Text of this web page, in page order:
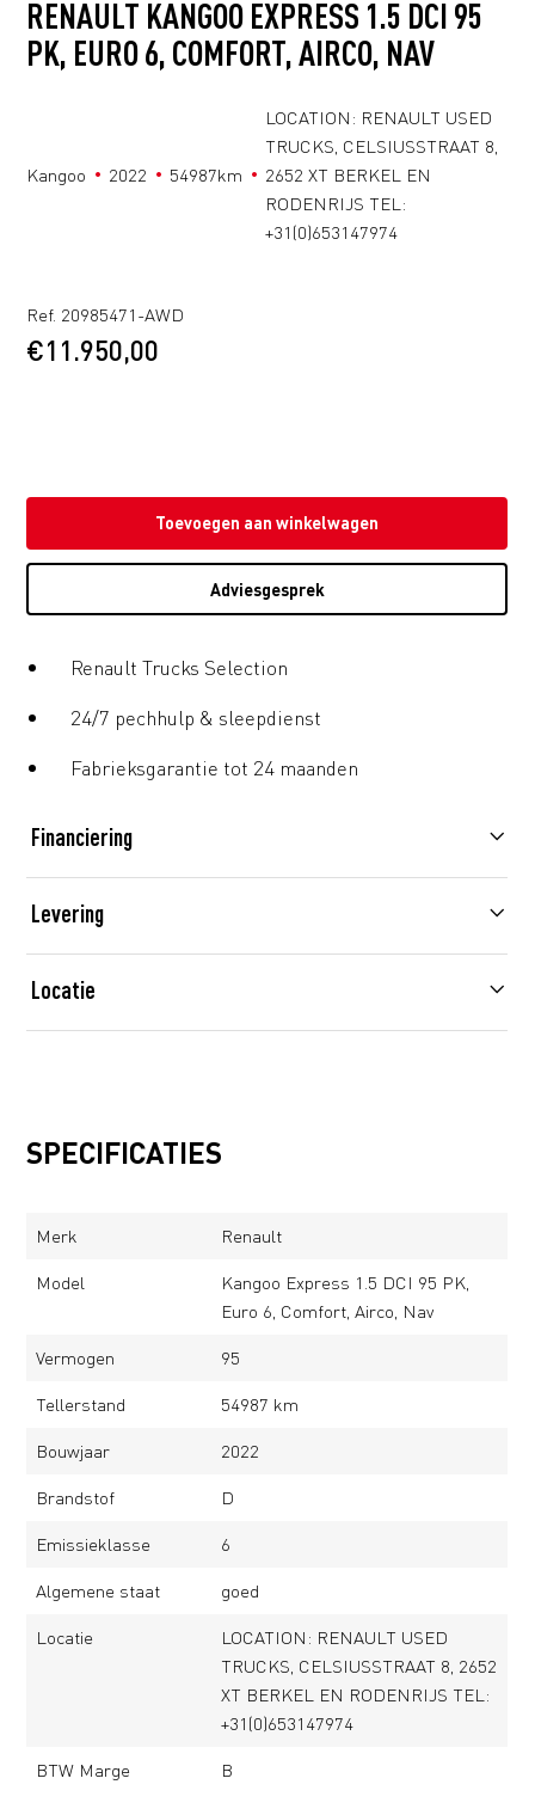
RENAULT KANGOO EXPRESS 1.5 DCI 95
PK, EURO 6, COMFORT, AIRCO, NAV
Kangoo 2022 54987km
LOCATION: RENAULT USED
TRUCKS, CELSIUSSTRAAT 8,
2652 XT BERKEL EN
RODENRIJS TEL:
+31(0)653147974
Ref. 20985471-AWD
€11.950,00
SPECIFICATIES
Merk
Renault
Model
Kangoo Express 1.5 DCI 95 PK,
Euro 6, Comfort, Airco, Nav
Vermogen
95
Tellerstand
54987 km
Bouwjaar
2022
Brandstof
D
Emissieklasse
6
Algemene staat
goed
Locatie
LOCATION: RENAULT USED
TRUCKS, CELSIUSSTRAAT 8, 2652
XT BERKEL EN RODENRIJS TEL:
+31(0)653147974
BTW Marge
B
Toevoegen aan winkelwagen
Adviesgesprek
Renault Trucks Selection
24/7 pechhulp & sleepdienst
Fabrieksgarantie tot 24 maanden
Financiering
Levering
Locatie